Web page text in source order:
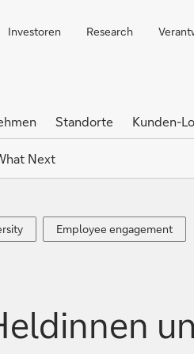
Investoren Research
Standorte
Kunden-
Next
Employee
engagement
Employee engagement